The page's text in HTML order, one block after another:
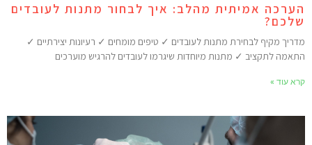
אמיתית מהלב: איך לבחור מתנות לעובדים
מקיף לבחירת מתנות לעובדים ✓ טיפים מומחים ✓ רעיונות יצירתיים ✓
לתקציב ✓ מתנות מיוחדות שיגרמו לעובדים להרגיש מוערכים
עוד »